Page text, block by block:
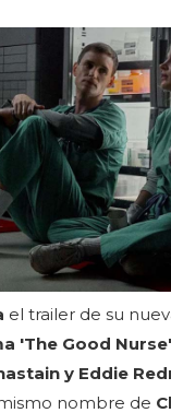
el trailer de su
'The Good
y Eddie
nombre de